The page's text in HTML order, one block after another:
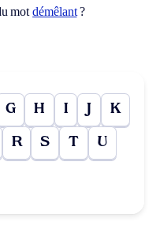
motdémêlant?
G H I J K
R S T U